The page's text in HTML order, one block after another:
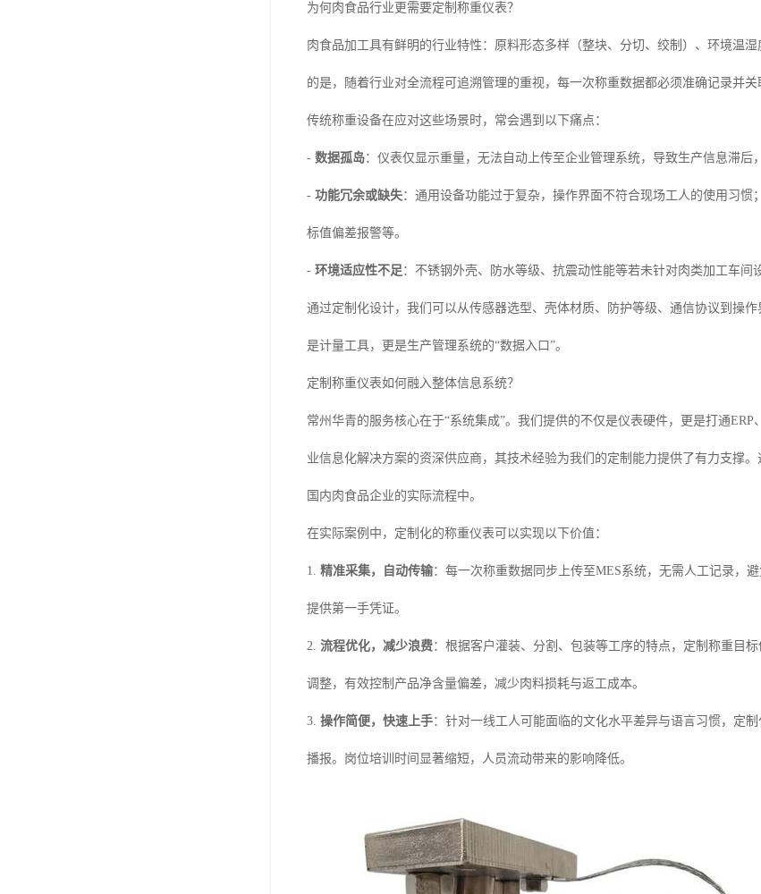
为何肉食品行业更需要定制称重仪表？
肉食品加工具有鲜明的行业特性：原料形态多样（整块、分切、绞制）、环境温
的是，随着行业对全流程可追溯管理的重视，每一次称重数据都必须准确记录并关
传统称重设备在应对这些场景时，常会遇到以下痛点：
- 数据孤岛：仪表仅显示重量，无法自动上传至企业管理系统，导致生产信息滞后
- 功能冗余或缺失：通用设备功能过于复杂，操作界面不符合现场工人的使用习
标值偏差报警等。
- 环境适应性不足 ：不锈钢外壳、防水等级、抗震动性能等若未针对肉类加工车间
通过定制化设计，我们可以从传感器选型、壳体材质、防护等级、通信协议到操
是计量工具，更是生产管理系统的“数据入口”。
定制称重仪表如何融入整体信息系统？
常州华青的服务核心在于“系统集成”。我们提供的不仅是仪表硬件，更是打通
业信息化解决方案的资深供应商，其技术经验为我们的定制能力提供了有力支撑
国内肉食品企业的实际流程中。
在实际案例中，定制化的称重仪表可以实现以下价值：
1. 精准采集，自动传输：每一次称重数据同步上传至MES系统，无需人工记录，
提供第一手凭证。
2. 流程优化，减少浪费：根据客户灌装、分割、包装等工序的特点，定制称重目
调整，有效控制产品净含量偏差，减少肉料损耗与返工成本。
3. 操作简便，快速上手：针对一线工人可能面临的文化水平差异与语言习惯，定
播报。岗位培训时间显著缩短，人员流动带来的影响降低。